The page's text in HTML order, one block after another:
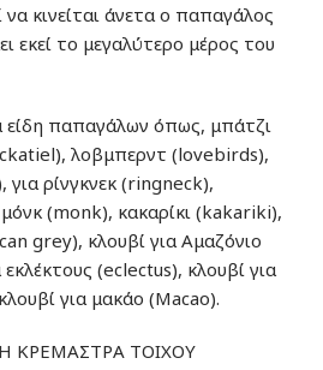
να κινείται άνετα ο παπαγάλος
εκεί το μεγαλύτερο μέρος του
είδη παπαγάλων όπως, μπάτζι
λοβμπερντ (lovebirds),
ρίνγκνεκ (ringneck),
(monk), κακαρίκι (kakariki),
grey), κλουβί για Αμαζόνιο
(eclectus), κλουβί για
για μακάο (Macao).
ΚΡΕΜΑΣΤΡΑ ΤΟΙΧΟΥ